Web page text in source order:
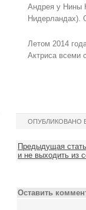
Андрея у Нины
Нидерландах).
Летом 2014
Актриса всеми
ОПУБЛИКОВАНО
Предыдущая
и не выходить из
Оставить